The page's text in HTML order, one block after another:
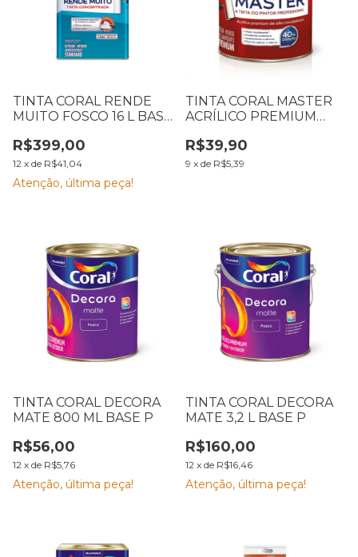
TINTA CORAL RENDE
MUITO FOSCO 16 L BASE
R$399,00
12 x de R$41,04
Atenção, última peça!
TINTA CORAL MASTER
ACRÍLICO PREMIUM
BRANCO 900 ML
R$39,90
9 x de R$5,39
TINTA CORAL DECORA
MATE 800 ML BASE P
R$56,00
12 x de R$5,76
Atenção, última peça!
TINTA CORAL DECORA
MATE 3,2 L BASE P
R$160,00
12 x de R$16,46
Atenção, última peça!